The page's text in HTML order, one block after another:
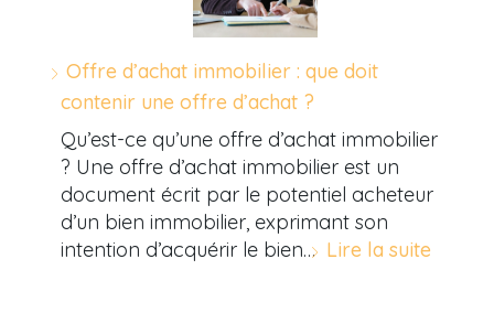
Offre d’achat immobilier : que doit
contenir une offre d’achat ?
Qu’est-ce qu’une offre d’achat immobilier
? Une offre d’achat immobilier est un
document écrit par le potentiel acheteur
d’un bien immobilier, exprimant son
intention d’acquérir le bien… Lire la suite